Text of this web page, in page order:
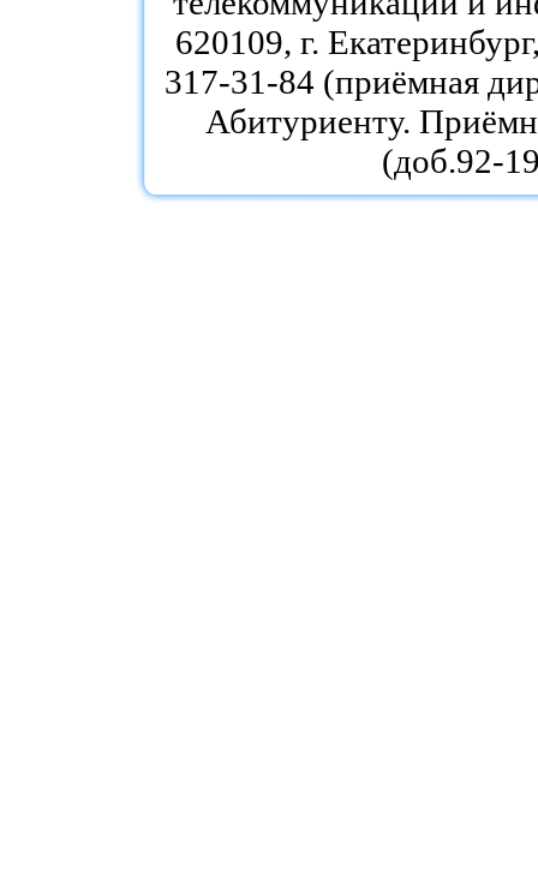
620109, г.
317-31-84 (приёмная
Абитуриенту.
(доб.92-